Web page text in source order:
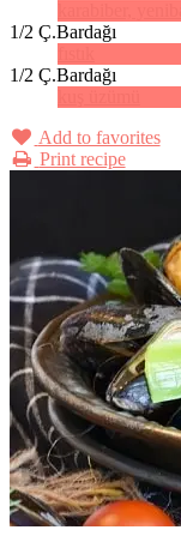
1/2 Ç.Bardağı
1/2 Ç.Bardağı
Add to favorites
Print recipe